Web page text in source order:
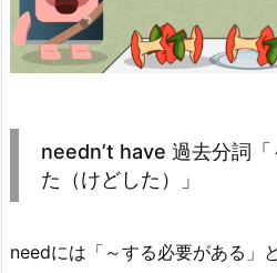
needn’t have 過去分詞「
た（けどした）」
needには「～する必要がある」